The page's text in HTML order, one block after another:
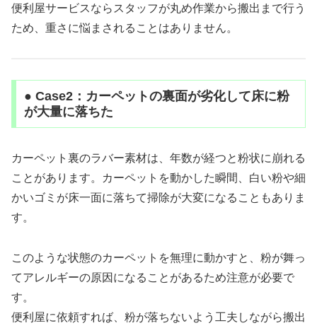
便利屋サービスならスタッフが丸め作業から搬出まで行う
ため、重さに悩まされることはありません。
● Case2：カーペットの裏面が劣化して床に粉
が大量に落ちた
カーペット裏のラバー素材は、年数が経つと粉状に崩れる
ことがあります。カーペットを動かした瞬間、白い粉や細
かいゴミが床一面に落ちて掃除が大変になることもありま
す。
このような状態のカーペットを無理に動かすと、粉が舞っ
てアレルギーの原因になることがあるため注意が必要で
す。
便利屋に依頼すれば、粉が落ちないよう工夫しながら搬出